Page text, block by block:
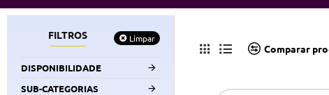
FILTROS Limpar
DISPONIBILIDADE
SUB-CATEGORIAS
Comparar